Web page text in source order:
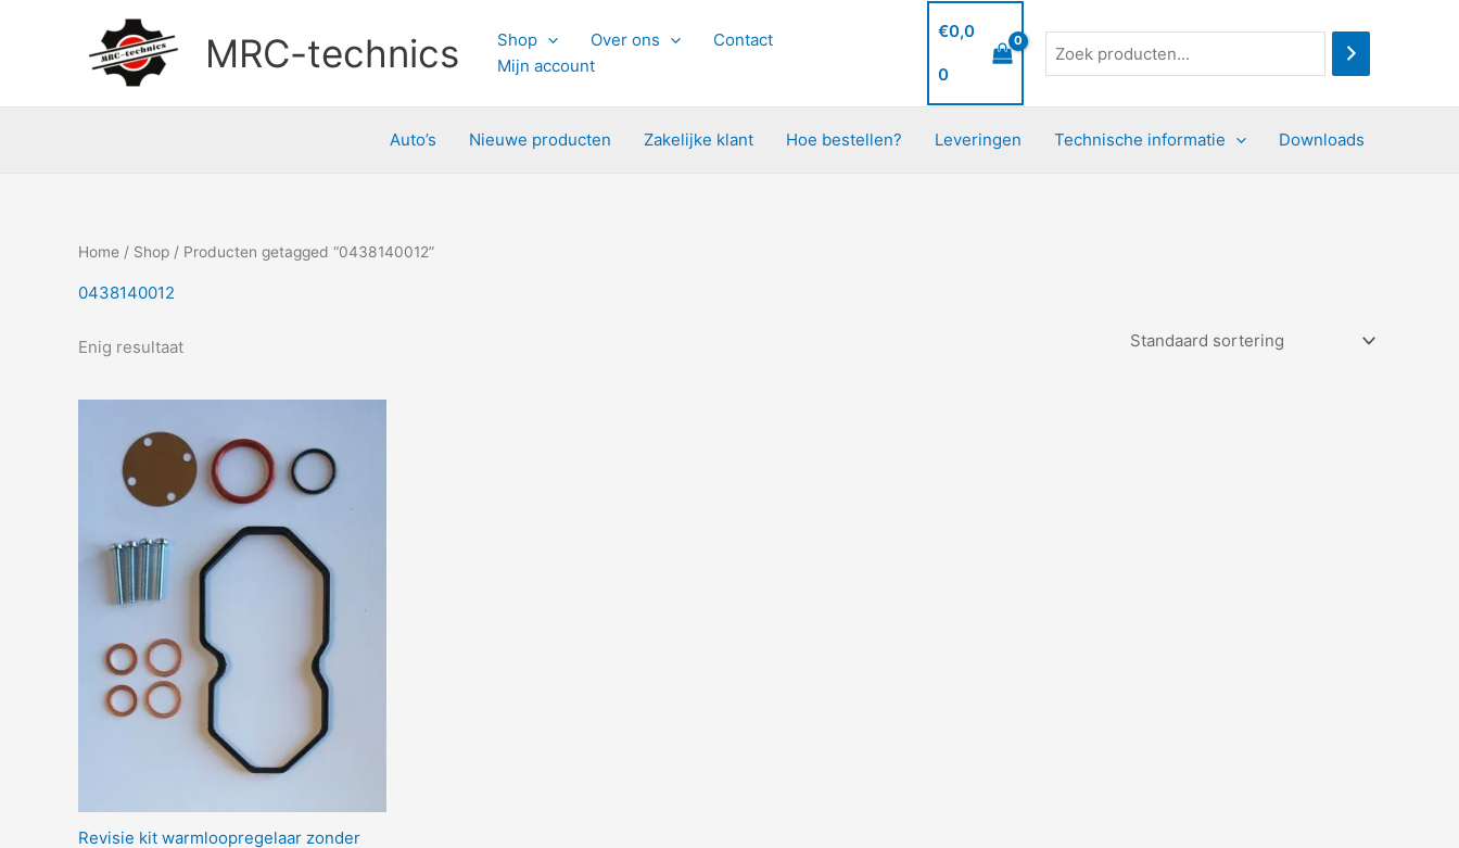
MRC-technics Shop Over ons
Contact
Mijn account
€0,0
0
Auto’s Nieuwe producten Zakelijke klant Hoe bestellen? Leveringen Technische informatie Downloads
Home / Shop / Producten getagged “0438140012”
0438140012
Enig resultaat
Revisie kit warmloopregelaar zonder